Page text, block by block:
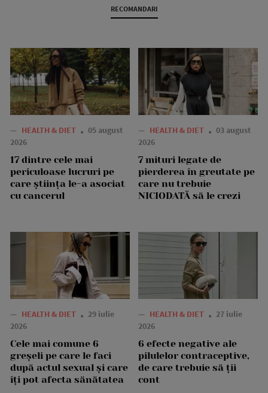
RECOMANDARI
— HEALTH & DIET
05 august
2026
17 dintre cele mai
periculoase lucruri pe
care știința le-a asociat
cu cancerul
— HEALTH & DIET
03 august
2026
7 mituri legate de
pierderea în greutate pe
care nu trebuie
NICIODATĂ să le crezi
— HEALTH & DIET
29 iulie
2026
Cele mai comune 6
greșeli pe care le faci
după actul sexual și care
îți pot afecta sănătatea
— HEALTH & DIET
27 iulie
2026
6 efecte negative ale
pilulelor contraceptive,
de care trebuie să ții
cont